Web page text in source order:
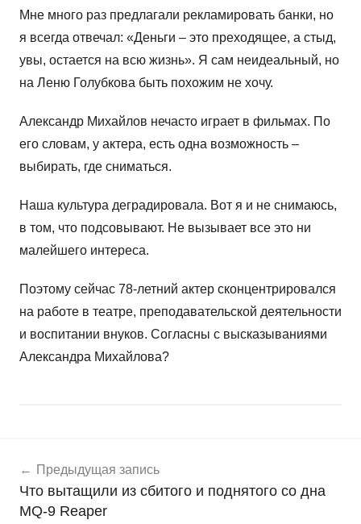
Мне много раз предлагали рекламировать банки, но
я всегда отвечал: «Деньги – это преходящее, а стыд,
увы, остается на всю жизнь». Я сам неидеальный, но
на Леню Голубкова быть похожим не хочу.
Александр Михайлов нечасто играет в фильмах. По
его словам, у актера, есть одна возможность –
выбирать, где сниматься.
Наша культура деградировала. Вот я и не снимаюсь,
в том, что подсовывают. Не вызывает все это ни
малейшего интереса.
Поэтому сейчас 78-летний актер сконцентрировался
на работе в театре, преподавательской деятельности
и воспитании внуков. Согласны с высказываниями
Александра Михайлова?
о
в
о
по
записям
Предыдущая запись
Что вытащили из сбитого и поднятого со дна
MQ-9 Reaper